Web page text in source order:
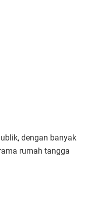
dengan banyak
rumah tangga